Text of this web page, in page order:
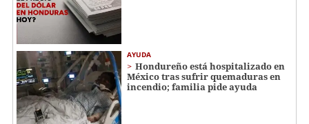
AYUDA
Hondureño está hospitalizado en
México tras sufrir quemaduras en
incendio; familia pide ayuda